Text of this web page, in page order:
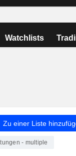
Watchlists
Zu einer Liste
- multiple